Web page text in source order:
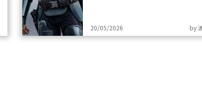
20/05/2026 by